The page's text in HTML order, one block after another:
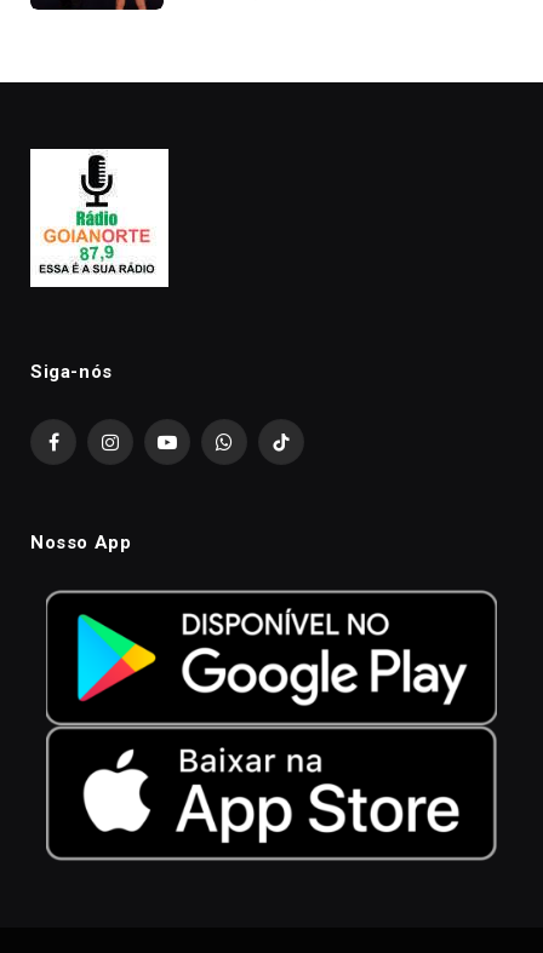
Siga-nós
FacebookInstagramYouTubeWhatsAppTikTok
Nosso App